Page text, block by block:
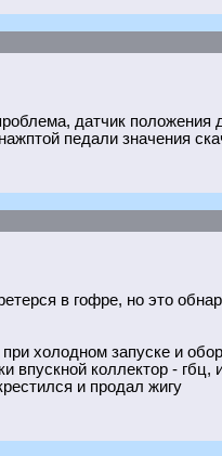
датчик положения
педали значения
в гофре, но это
холодном запуске и
впускной коллектор -
и продал жигу